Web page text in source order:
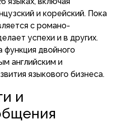
и корейский. Пока
с романо-
успехи и в других.
функция двойного
английским и
языкового бизнеса.
и